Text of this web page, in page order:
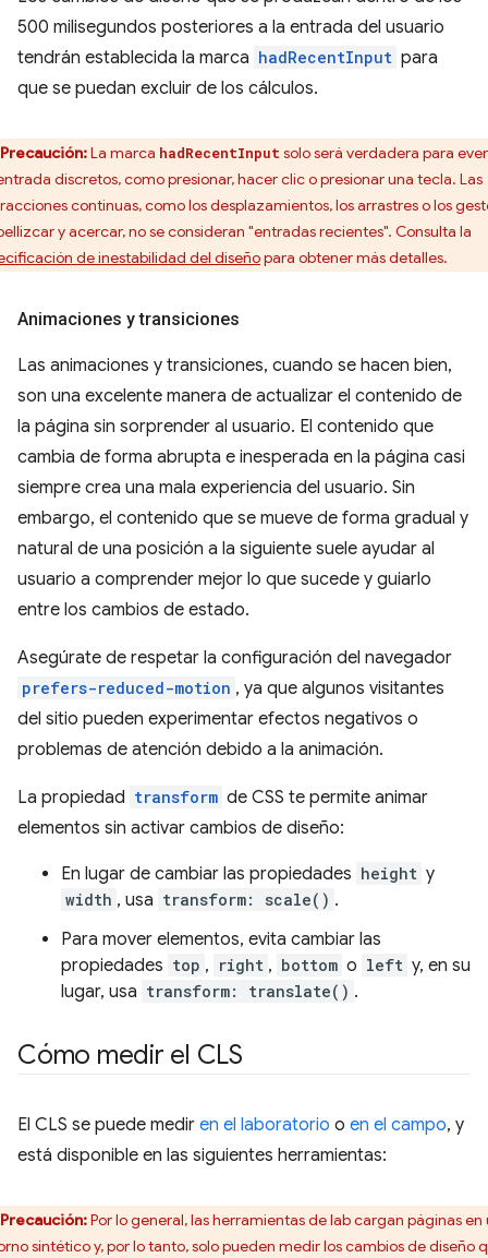
500 milisegundos posteriores a la entrada del usuario
tendrán establecida la marca hadRecentInput para
que se puedan excluir de los cálculos.
Precaución:La marca hadRecentInputsolo será verdadera para
discretos, como presionar, hacer clic o presionar una tecla. Las
continuas, como los desplazamientos, los arrastres o los
y acercar, no se consideran "entradas recientes". Consulta la
de inestabilidad del diseñopara obtener más detalles.
Animaciones y transiciones
Las animaciones y transiciones, cuando se hacen bien,
son una excelente manera de actualizar el contenido de
la página sin sorprender al usuario. El contenido que
cambia de forma abrupta e inesperada en la página casi
siempre crea una mala experiencia del usuario. Sin
embargo, el contenido que se mueve de forma gradual y
natural de una posición a la siguiente suele ayudar al
usuario a comprender mejor lo que sucede y guiarlo
entre los cambios de estado.
Asegúrate de respetar la configuración del navegador
prefers-reduced-motion , ya que algunos visitantes
del sitio pueden experimentar efectos negativos o
problemas de atención debido a la animación.
La propiedad transform de CSS te permite animar
elementos sin activar cambios de diseño:
En lugar de cambiar las propiedades height y
width , usa transform: scale() .
Para mover elementos, evita cambiar las
propiedades top , right , bottom o left y, en su
lugar, usa transform: translate() .
Cómo medir el CLS
El CLS se puede medir en el laboratorio o en el campo, y
está disponible en las siguientes herramientas:
Precaución:Por lo general, las herramientas de lab cargan páginas en
sintético y, por lo tanto, solo pueden medir los cambios de diseño